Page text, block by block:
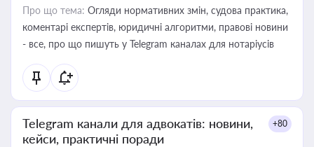
Про що тема: Огляди нормативних змін, судова практика,
коментарі експертів, юридичні алгоритми, правові новини
- все, про що пишуть у Telegram каналах для нотаріусів
Telegram канали для адвокатів: новини,
кейси, практичні поради
+80